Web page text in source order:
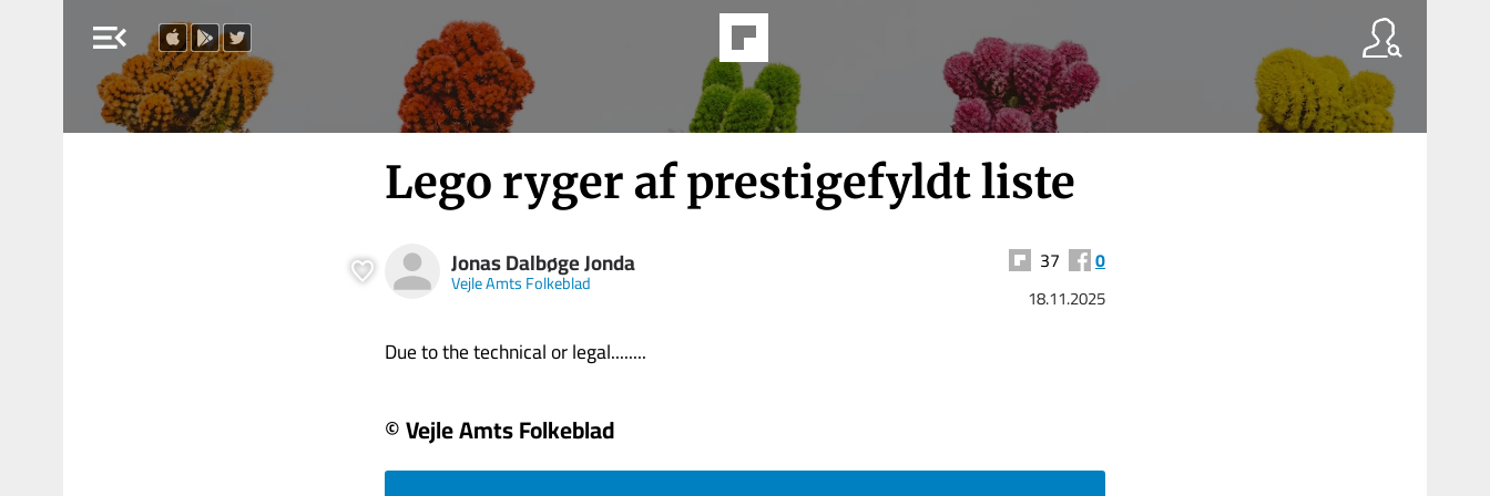
menu_open
Lego ryger af prestigefyldt liste
Jonas Dalbøge Jonda
Vejle Amts Folkeblad
37 0
18.11.2025
Due to the technical or legal........
© Vejle Amts Folkeblad